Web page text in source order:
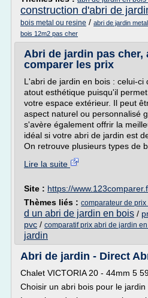
construction d'abri de
bois metal ou resine / abri de jardin
bois 12m2 pas cher
Abri de jardin pas cher,
comparer les prix
L'abri de jardin en bois : celui-ci
atout esthétique puisqu'il
votre espace extérieur. Il peut
aspect naturel ou personnalisé
s'avère également offrir la
idéal si votre abri de jardin est
On retrouve plusieurs types de
Lire la suite
Site : https://
Thèmes liés : comparateur de
d un abri de jardin en bois /
pvc / comparatif prix abri de jardin
jardin
Abri de jardin - Direct
Chalet VICTORIA 20 - 44mm 5
Choisir un abri bois pour le jardin